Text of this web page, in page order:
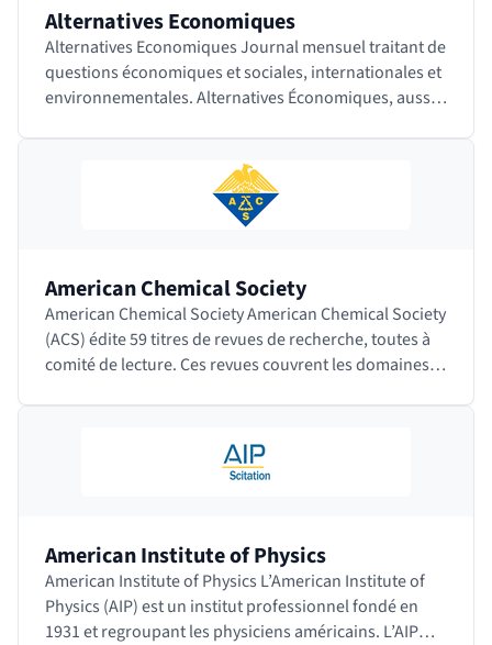
Alternatives Economiques
Alternatives Economiques Journal mensuel traitant de
questions économiques et sociales, internationales et
environnementales. Alternatives Économiques, aussi
American Chemical Society
American Chemical Society American Chemical Society
(ACS) édite 59 titres de revues de recherche, toutes à
comité de lecture. Ces revues couvrent les domaines
American Institute of Physics
American Institute of Physics L’American Institute of
Physics (AIP) est un institut professionnel fondé en
1931 et regroupant les physiciens américains. L’AIP